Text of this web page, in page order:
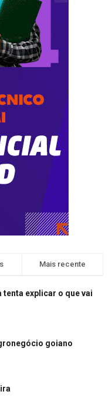
Mais recente
tenta explicar o que vai
goiano